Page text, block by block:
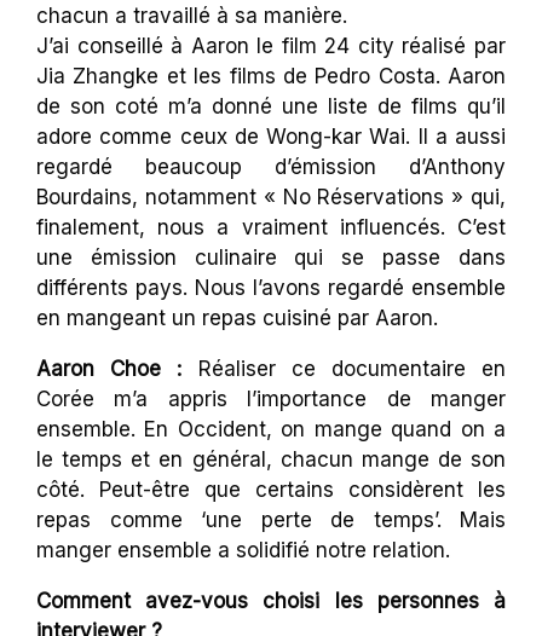
chacun a travaillé à sa manière.
J’ai conseillé à Aaron le film 24 city réalisé par
Jia Zhangke et les films de Pedro Costa. Aaron
de son coté m’a donné une liste de films qu’il
adore comme ceux de Wong-kar Wai. Il a aussi
regardé beaucoup d’émission d’Anthony
Bourdains, notamment « No Réservations » qui,
finalement, nous a vraiment influencés. C’est
une émission culinaire qui se passe dans
différents pays. Nous l’avons regardé ensemble
en mangeant un repas cuisiné par Aaron.
Aaron Choe :
Réaliser ce documentaire en
Corée m’a appris l’importance de manger
ensemble. En Occident, on mange quand on a
le temps et en général, chacun mange de son
côté. Peut-être que certains considèrent les
repas comme ‘une perte de temps’. Mais
manger ensemble a solidifié notre relation.
Comment avez-vous choisi les personnes à